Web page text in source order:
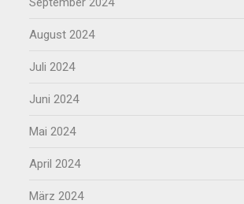
August 2024
Juli 2024
Juni 2024
Mai 2024
April 2024
März 2024